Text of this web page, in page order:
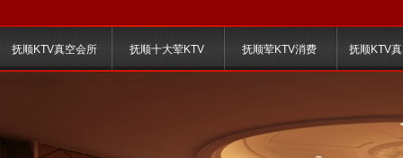
抚顺KTV真空会所 抚顺十大荤KTV 抚顺荤KTV消费 抚顺KTV